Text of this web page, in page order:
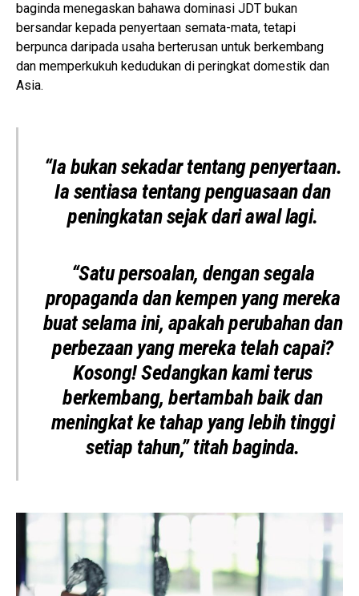
baginda menegaskan bahawa dominasi JDT bukan
bersandar kepada penyertaan semata-mata, tetapi
berpunca daripada usaha berterusan untuk berkembang
dan memperkukuh kedudukan di peringkat domestik dan
Asia.
“Ia bukan sekadar tentang penyertaan.
Ia sentiasa tentang penguasaan dan
peningkatan sejak dari awal lagi.
“Satu persoalan, dengan segala
propaganda dan kempen yang mereka
buat selama ini, apakah perubahan dan
perbezaan yang mereka telah capai?
Kosong! Sedangkan kami terus
berkembang, bertambah baik dan
meningkat ke tahap yang lebih tinggi
setiap tahun,” titah baginda.